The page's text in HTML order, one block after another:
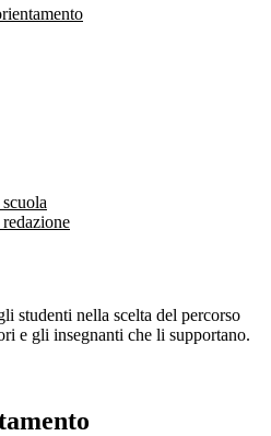
studenti nella scelta del percorso
e gli insegnanti che li supportano.